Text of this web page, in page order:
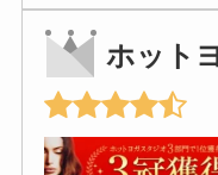
ホット